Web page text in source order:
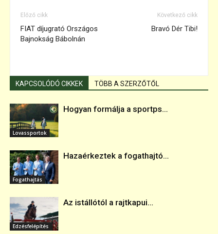
Előző cikk
FIAT díjugrató Országos
Bajnokság Bábolnán
Következő cikk
Bravó Dér Tibi!
KAPCSOLÓDÓ CIKKEK TÖBB A SZERZŐTŐL
Lovassportok
Hogyan formálja a sportps...
Fogathajtás
Hazaérkeztek a fogathajtó...
Edzésfelépítés
Az istállótól a rajtkapui...